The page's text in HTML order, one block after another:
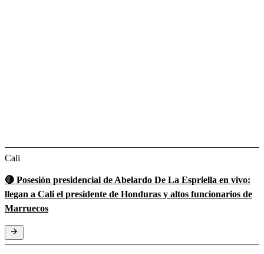
Cali
🔴 Posesión presidencial de Abelardo De La Espriella en vivo:
llegan a Cali el presidente de Honduras y altos funcionarios de
Marruecos